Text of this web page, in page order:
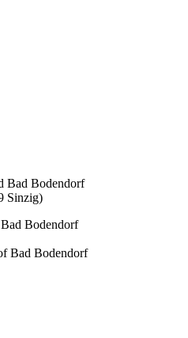
Bad Bodendorf
Sinzig)
Bodendorf
Bad Bodendorf